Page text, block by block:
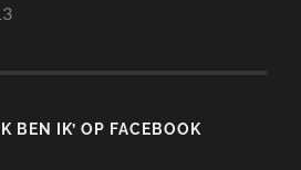
BEN IK’ OP FACEBOOK